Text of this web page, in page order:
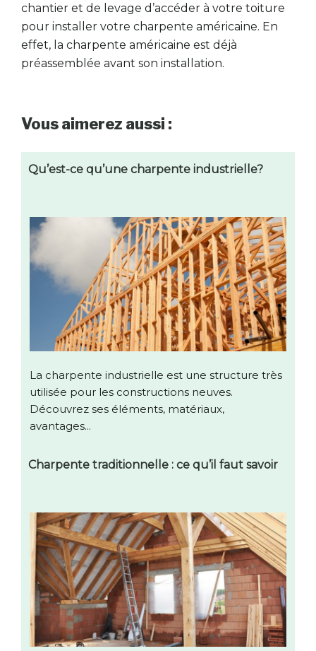
chantier et de levage d’accéder à votre toiture
pour installer votre charpente américaine. En
effet, la charpente américaine est déjà
préassemblée avant son installation.
Vous aimerez aussi :
Qu’est-ce qu’une charpente industrielle?
La charpente industrielle est une structure très
utilisée pour les constructions neuves.
Découvrez ses éléments, matériaux,
avantages...
Charpente traditionnelle : ce qu’il faut savoir